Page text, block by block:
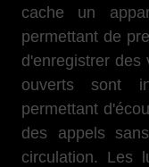
cache un
permettant de
d'enregistrer des
ouverts sont
permettant
des appels
circulation. Les